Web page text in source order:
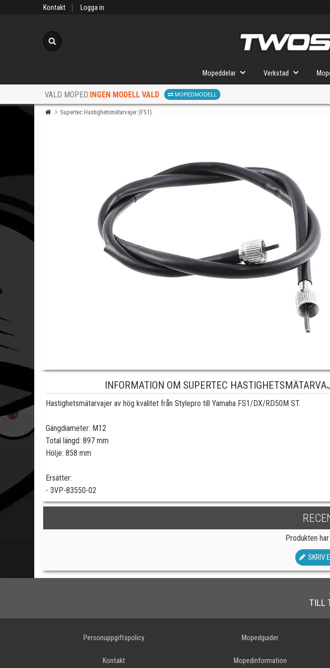
Kontakt Logga in
Mopeddelar Verkstad
VALD MOPED:INGEN MODELL VALD MOPEDMODELL
När du valt kommer butiken visa
Supertec Hastighetsmätarvajer (FS1)
INFORMATION OM SUPERTEC
Hastighetsmätarvajer av hög kvalitet från Stylepro till Yamaha FS1/DX/RD50M ST.
Gängdiameter: M12
Total längd: 897 mm
Hölje: 858 mm
Ersätter:
- 3VP-83550-02
Produkten
SKRIV
TILL
Personuppgiftspolicy
Kontakt
Mopedguider
Mopedinformation